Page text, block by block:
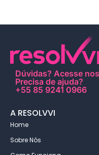
Dúvidas? Acesse
Precisa de ajuda?
+55 85 9241 0966
A RESOLVVI
Home
Sobre Nós